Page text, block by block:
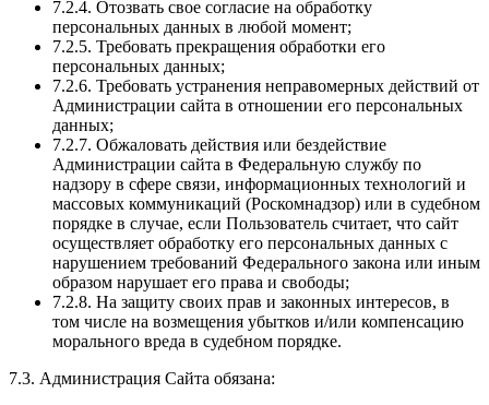
7.2.4. Отозвать свое согласие на обработку
персональных данных в любой момент;
7.2.5. Требовать прекращения обработки его
персональных данных;
7.2.6. Требовать устранения неправомерных действий от
Администрации сайта в отношении его персональных
данных;
7.2.7. Обжаловать действия или бездействие
Администрации сайта в Федеральную службу по
надзору в сфере связи, информационных технологий и
массовых коммуникаций (Роскомнадзор) или в судебном
порядке в случае, если Пользователь считает, что сайт
осуществляет обработку его персональных данных с
нарушением требований Федерального закона или иным
образом нарушает его права и свободы;
7.2.8. На защиту своих прав и законных интересов, в
том числе на возмещения убытков и/или компенсацию
морального вреда в судебном порядке.
7.3. Администрация Сайта обязана: